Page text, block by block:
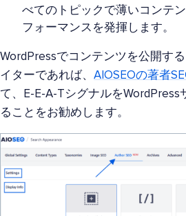
べてのトピックで薄いコンテ
フォーマンスを発揮します。
WordPressでコンテンツを公開す
イターであれば、 AIOSEOの著者
て、E-E-A-TシグナルをWordPress
ることをお勧めします。